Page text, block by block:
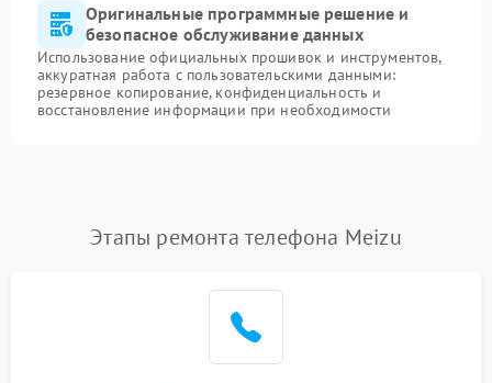
Оригинальные программные решение и
безопасное обслуживание данных
Использование официальных прошивок и инструментов,
аккуратная работа с пользовательскими данными:
резервное копирование, конфиденциальность и
восстановление информации при необходимости
Этапы ремонта телефона Meizu